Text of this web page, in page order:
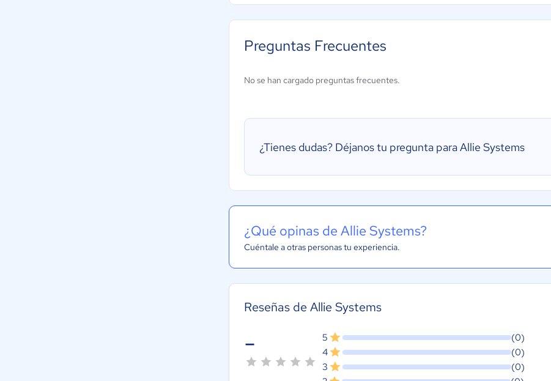
Preguntas Frecuentes
No se han cargado preguntas frecuentes.
¿Tienes dudas? Déjanos tu pregunta para Allie Systems
¿Qué opinas de Allie Systems?
Cuéntale a otras personas tu experiencia.
Reseñas de Allie Systems
- 5
(0)
4
(0)
3
(0)